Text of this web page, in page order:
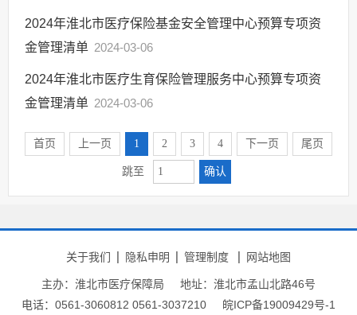
2024年淮北市医疗保险基金安全管理中心预算专项资
金管理清单 2024-03-06
2024年淮北市医疗生育保险管理服务中心预算专项资
金管理清单 2024-03-06
首页 上一页 1 2 3 4 下一页 尾页
跳至 确认
关于我们 隐私申明 管理制度 网站地图
主办：淮北市医疗保障局
地址：淮北市孟山北路46号
电话：0561-3060812 0561-3037210
皖ICP备19009429号-1